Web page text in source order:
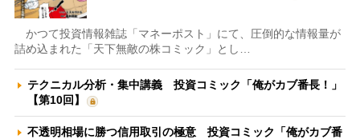
かつて投資情報雑誌「マネーポスト」にて、圧倒的な情報量が
詰め込まれた「天下無敵の株コミック」とし…
テクニカル分析・集中講義 投資コミック「俺がカブ番長！」
【第10回】
不透明相場に勝つ信用取引の極意 投資コミック「俺がカブ番